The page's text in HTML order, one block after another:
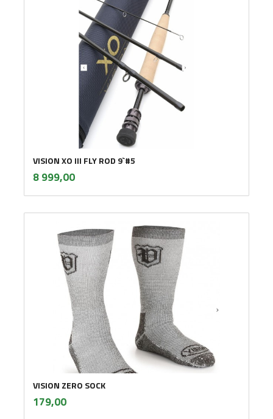
VISION XO III FLY ROD 9`#5
Pris
8 999,00mva.
VISION ZERO SOCK
Pris
179,00mva.